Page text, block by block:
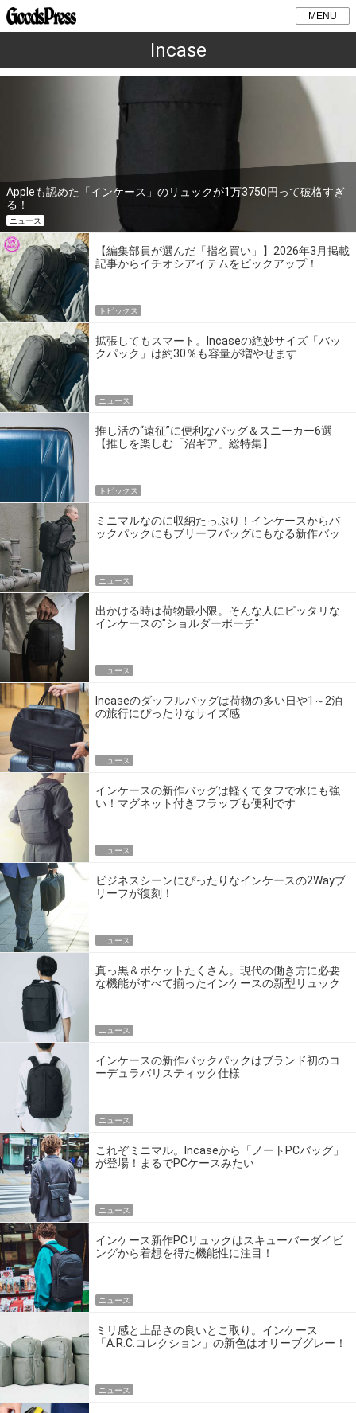
MENU
Incase
Appleも認めた「インケース」のリュックが1万3750円って破格すぎ
る！
ニュース
【編集部員が選んだ「指名買い」】2026年3月掲載
記事からイチオシアイテムをピックアップ！
トピックス
拡張してもスマート。Incaseの絶妙サイズ「バッ
クパック」は約30％も容量が増やせます
ニュース
推し活の“遠征”に便利なバッグ＆スニーカー6選
【推しを楽しむ「沼ギア」総特集】
トピックス
ミニマルなのに収納たっぷり！インケースからバ
ックパックにもブリーフバッグにもなる新作バッ
ニュース
出かける時は荷物最小限。そんな人にピッタリな
インケースの"ショルダーポーチ"
ニュース
Incaseのダッフルバッグは荷物の多い日や1～2泊
の旅行にぴったりなサイズ感
ニュース
インケースの新作バッグは軽くてタフで水にも強
い！マグネット付きフラップも便利です
ニュース
ビジネスシーンにぴったりなインケースの2Wayブ
リーフが復刻！
ニュース
真っ黒＆ポケットたくさん。現代の働き方に必要
な機能がすべて揃ったインケースの新型リュック
ニュース
インケースの新作バックパックはブランド初のコ
ーデュラバリスティック仕様
ニュース
これぞミニマル。Incaseから「ノートPCバッグ」
が登場！まるでPCケースみたい
ニュース
インケース新作PCリュックはスキューバーダイビ
ングから着想を得た機能性に注目！
ニュース
ミリ感と上品さの良いとこ取り。インケース
「A.R.C.コレクション」の新色はオリーブグレー！
ニュース